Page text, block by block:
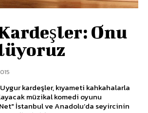
Onu
kardeşler, kıyameti kahkahalarla
müzikal komedi oyunu
Net" İstanbul ve Anadolu’da seyircinin